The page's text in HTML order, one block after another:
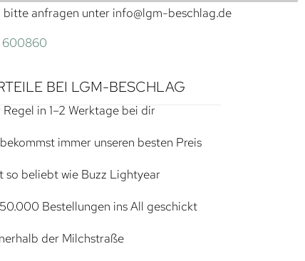
bitte anfragen unter info@lgm-beschlag.de
600860
BEI LGM-BESCHLAG
in 1–2 Werktage bei dir
immer unseren besten Preis
so beliebt wie Buzz Lightyear
Bestellungen ins All geschickt
der Milchstraße